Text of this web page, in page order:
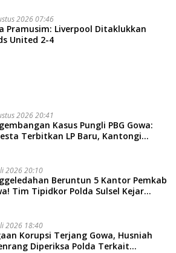
2026 07:46
Pramusim: Liverpool Ditaklukkan
United 2-4
2026 20:41
Kasus Pungli PBG Gowa:
Terbitkan LP Baru, Kantongi
2026 20:10
Beruntun 5 Kantor Pemkab
Tim Tipidkor Polda Sulsel Kejar
2026 18:40
Korupsi Terjang Gowa, Husniah
Diperiksa Polda Terkait